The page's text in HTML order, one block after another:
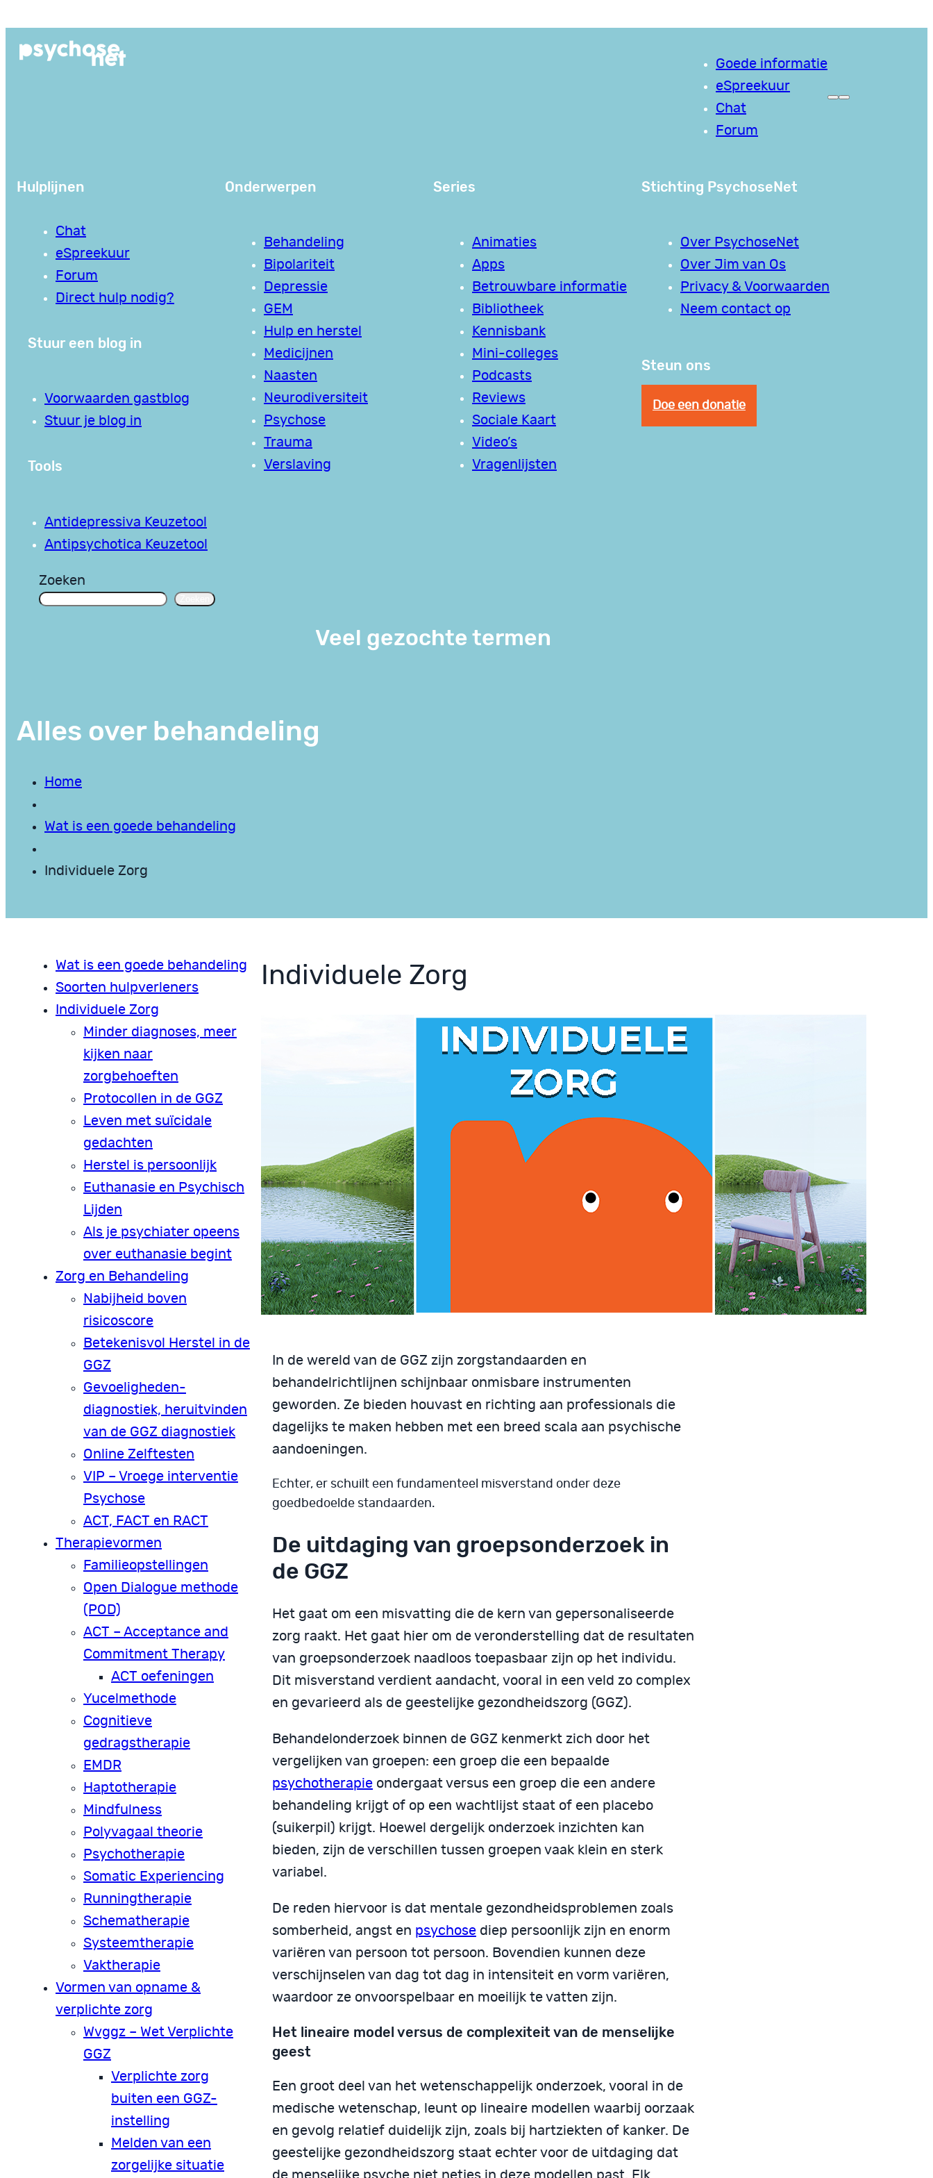
Goede informatie
eSpreekuur
Chat
Forum
Hulplijnen
Chat
eSpreekuur
Forum
Direct hulp nodig?
Stuur een blog in
Voorwaarden gastblog
Stuur je blog in
Tools
Antidepressiva Keuzetool
Antipsychotica Keuzetool
Onderwerpen
Behandeling
Bipolariteit
Depressie
GEM
Hulp en herstel
Medicijnen
Naasten
Neurodiversiteit
Psychose
Trauma
Verslaving
Series
Animaties
Apps
Betrouwbare informatie
Bibliotheek
Kennisbank
Mini-colleges
Podcasts
Reviews
Sociale Kaart
Video’s
Vragenlijsten
Stichting PsychoseNet
Over PsychoseNet
Over Jim van Os
Privacy & Voorwaarden
Neem contact op
Steun ons
Doe een donatie
Zoeken
Veel gezochte termen
Alles over behandeling
Home
Wat is een goede behandeling
Individuele Zorg
Wat is een goede behandeling
Soorten hulpverleners
Individuele Zorg
Minder diagnoses, meer
kijken naar
zorgbehoeften
Protocollen in de GGZ
Leven met suïcidale
gedachten
Herstel is persoonlijk
Euthanasie en Psychisch
Lijden
Als je psychiater opeens
over euthanasie begint
Zorg en Behandeling
Nabijheid boven
risicoscore
Betekenisvol Herstel in de
GGZ
Gevoeligheden-
diagnostiek, heruitvinden
van de GGZ diagnostiek
Online Zelftesten
VIP – Vroege interventie
Psychose
ACT, FACT en RACT
Therapievormen
Familieopstellingen
Open Dialogue methode
(POD)
ACT – Acceptance and
Commitment Therapy
ACT oefeningen
Yucelmethode
Cognitieve
gedragstherapie
EMDR
Haptotherapie
Mindfulness
Polyvagaal theorie
Psychotherapie
Somatic Experiencing
Runningtherapie
Schematherapie
Systeemtherapie
Vaktherapie
Vormen van opname &
verplichte zorg
Wvggz – Wet Verplichte
GGZ
Verplichte zorg
buiten een GGZ-
instelling
Melden van een
zorgelijke situatie
Individuele Zorg
In de wereld van de GGZ zijn zorgstandaarden en
behandelrichtlijnen schijnbaar onmisbare instrumenten
geworden. Ze bieden houvast en richting aan professionals die
dagelijks te maken hebben met een breed scala aan psychische
aandoeningen.
Echter, er schuilt een fundamenteel misverstand onder deze
goedbedoelde standaarden.
De uitdaging van groepsonderzoek in
de GGZ
Het gaat om een misvatting die de kern van gepersonaliseerde
zorg raakt. Het gaat hier om de veronderstelling dat de resultaten
van groepsonderzoek naadloos toepasbaar zijn op het individu.
Dit misverstand verdient aandacht, vooral in een veld zo complex
en gevarieerd als de geestelijke gezondheidszorg (GGZ).
Behandelonderzoek binnen de GGZ kenmerkt zich door het
vergelijken van groepen: een groep die een bepaalde
psychotherapie ondergaat versus een groep die een andere
behandeling krijgt of op een wachtlijst staat of een placebo
(suikerpil) krijgt. Hoewel dergelijk onderzoek inzichten kan
bieden, zijn de verschillen tussen groepen vaak klein en sterk
variabel.
De reden hiervoor is dat mentale gezondheidsproblemen zoals
somberheid, angst en psychose diep persoonlijk zijn en enorm
variëren van persoon tot persoon. Bovendien kunnen deze
verschijnselen van dag tot dag in intensiteit en vorm variëren,
waardoor ze onvoorspelbaar en moeilijk te vatten zijn.
Het lineaire model versus de complexiteit van de menselijke
geest
Een groot deel van het wetenschappelijk onderzoek, vooral in de
medische wetenschap, leunt op lineaire modellen waarbij oorzaak
en gevolg relatief duidelijk zijn, zoals bij hartziekten of kanker. De
geestelijke gezondheidszorg staat echter voor de uitdaging dat
de menselijke psyche niet netjes in deze modellen past. Elk